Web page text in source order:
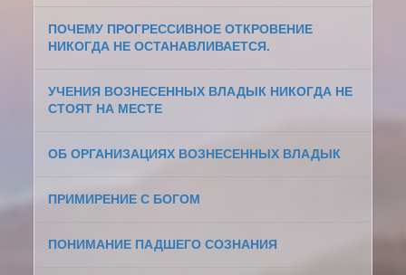
ПОЧЕМУ ПРОГРЕССИВНОЕ ОТКРОВЕНИЕ
НИКОГДА НЕ ОСТАНАВЛИВАЕТСЯ.
УЧЕНИЯ ВОЗНЕСЕННЫХ ВЛАДЫК НИКОГДА НЕ
СТОЯТ НА МЕСТЕ
ОБ ОРГАНИЗАЦИЯХ ВОЗНЕСЕННЫХ ВЛАДЫК
ПРИМИРЕНИЕ С БОГОМ
ПОНИМАНИЕ ПАДШЕГО СОЗНАНИЯ